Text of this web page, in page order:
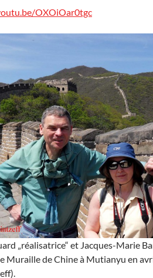
OXOiOar0tgc
„réalisatrice“ et Jacques-Marie
Muraille de Chine à Mutianyu en